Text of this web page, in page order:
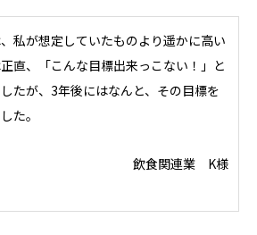
私が想定していたものより遥かに高い
直、「こんな目標出来っこない！」と
たが、3年後にはなんと、その目標を
た。
飲食関連業 K様